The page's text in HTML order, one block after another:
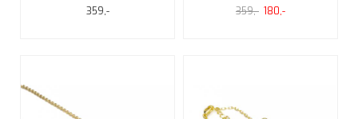
359,- 359,- 180,-